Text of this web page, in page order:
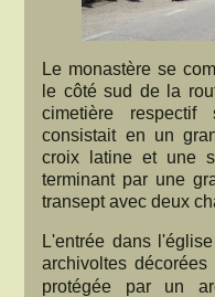
Le monastère se
le côté sud de la
cimetière
consistait en un
croix latine et une
terminant par une
transept avec deux
L'entrée dans
archivoltes
protégée par un